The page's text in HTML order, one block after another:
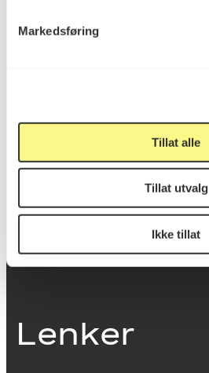
Markedsføring
Tillat alle
Tillat utvalg
Ikke tillat
0251 Oslo
Viktig info
Utbetaling og fakturering
Om opphavsrett
Dokumentasjonsskjema
Last ned logo
Lenker